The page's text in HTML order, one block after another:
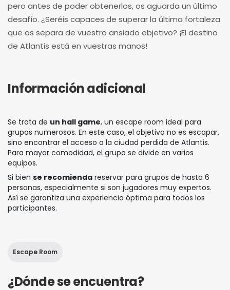
pero antes de poder obtenerlos, os aguarda un último
desafío. ¿Seréis capaces de superar la última fortaleza
que os separa de vuestro ansiado objetivo? ¡El destino
de Atlantis está en vuestras manos!
Información adicional
Se trata de un hall game, un escape room ideal para
grupos numerosos. En este caso, el objetivo no es escapar,
sino encontrar el acceso a la ciudad perdida de Atlantis.
Para mayor comodidad, el grupo se divide en varios
equipos.
Si bien se recomienda reservar para grupos de hasta 6
personas, especialmente si son jugadores muy expertos.
Así se garantiza una experiencia óptima para todos los
participantes.
Escape Room
¿Dónde se encuentra?